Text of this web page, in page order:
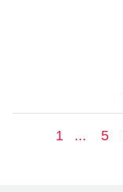
1 ... 5